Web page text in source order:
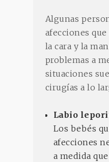
Algunas
afecciones
la cara y la
problemas a
situaciones
cirugías a lo
Labio
Los bebés
afecciones
a medida